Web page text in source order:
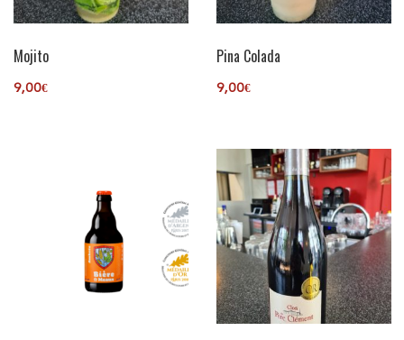
Mojito
9,00€
Pina Colada
9,00€